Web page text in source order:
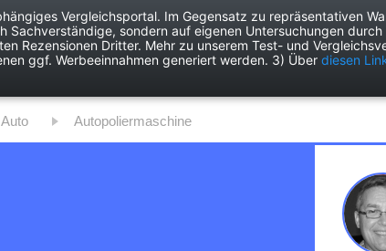
Digitales Drogerie Elektronik Freizeit Garten
Auto Autopoliermaschine
Vergleichsportal. Im Gegensatz zu repräsentativen
Sachverständige, sondern auf eigenen Untersuchungen
Rezensionen Dritter. Mehr zu unserem Test- und
ggf. Werbeeinnahmen generiert werden. 3) Überdiesen